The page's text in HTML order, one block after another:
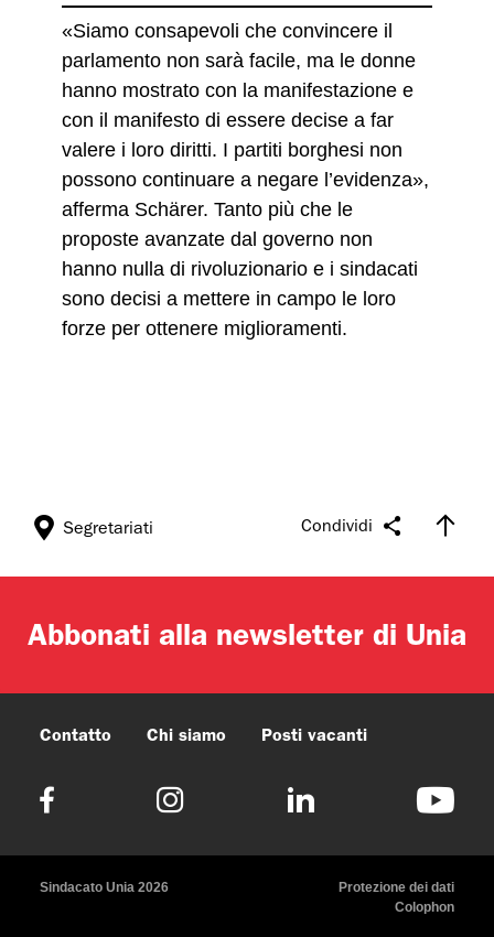
«Siamo consapevoli che convincere il
parlamento non sarà facile, ma le donne
hanno mostrato con la manifestazione e
con il manifesto di essere decise a far
valere i loro diritti. I partiti borghesi non
possono continuare a negare l’evidenza»,
afferma Schärer. Tanto più che le
proposte avanzate dal governo non
hanno nulla di rivoluzionario e i sindacati
sono decisi a mettere in campo le loro
forze per ottenere miglioramenti.
Condividi
Segretariati
Abbonati alla newsletter di Unia
Contatto Chi siamo Posti vacanti
Sindacato Unia 2026
Protezione dei dati
Colophon